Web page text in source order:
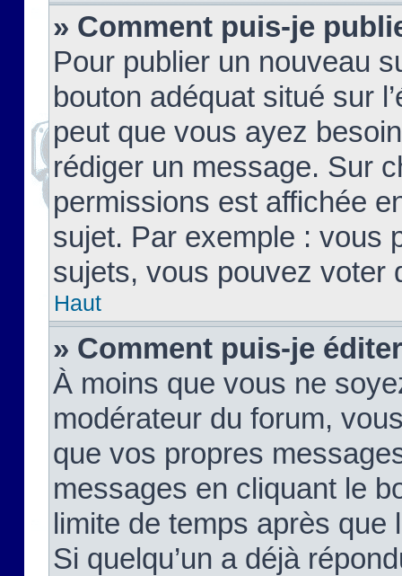
» Comment puis-je
Pour publier un nouveau
bouton adéquat situé sur
peut que vous ayez
rédiger un message. Sur
permissions est affichée
sujet. Par exemple : vous
sujets, vous pouvez voter
Haut
» Comment puis-je
À moins que vous ne
modérateur du forum,
que vos propres
messages en cliquant le
limite de temps après que
Si quelqu’un a déjà